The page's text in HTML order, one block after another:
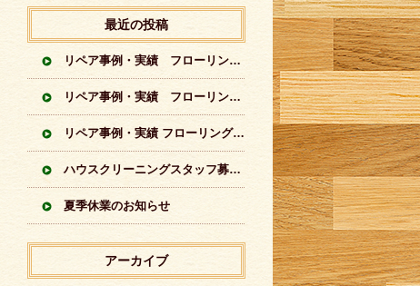
最近の投稿
リペア事例・実績 フローリングに出来てしまった傷のリペア実績 シートフローリング
リペア事例・実績 フローリングに出来てしまった傷のリペア実績 突板フローリング
リペア事例・実績 フローリングの傷のリペア実績イロイロ
ハウスクリーニングスタッフ募集中
夏季休業のお知らせ
アーカイブ